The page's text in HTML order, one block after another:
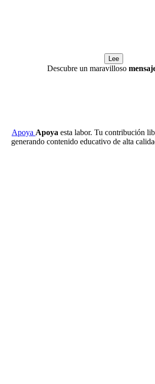
Lee
Descubre un maravilloso
Apoya Apoya esta labor. Tu contribución
generando contenido educativo de alta